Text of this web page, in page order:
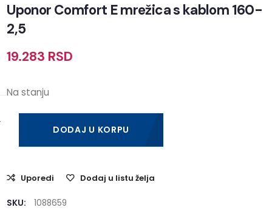
Uponor Comfort E mrežica s kablom 160-
2,5
19.283 RSD
Na stanju
DODAJ U KORPU
Uporedi Dodaj u listu želja
SKU:
1088659